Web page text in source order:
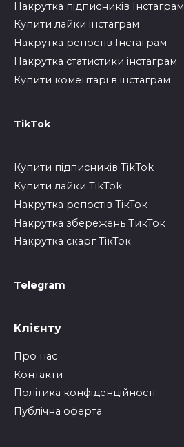
Накрутка підписників Інстаграм
Купити лайки інстаграм
Накрутка репостів Інстаграм
Накрутка статистики інстаграм
Купити коментарі в інстаграм
TikTok
Купити підписників TikTok
Купити лайки TikTok
Накрутка репостів ТікТок
Накрутка збережень ТикТок
Накрутка скарг ТікТок
Telegram
Клієнту
Про нас
Контакти
Політика конфіденційності
Публічна оферта